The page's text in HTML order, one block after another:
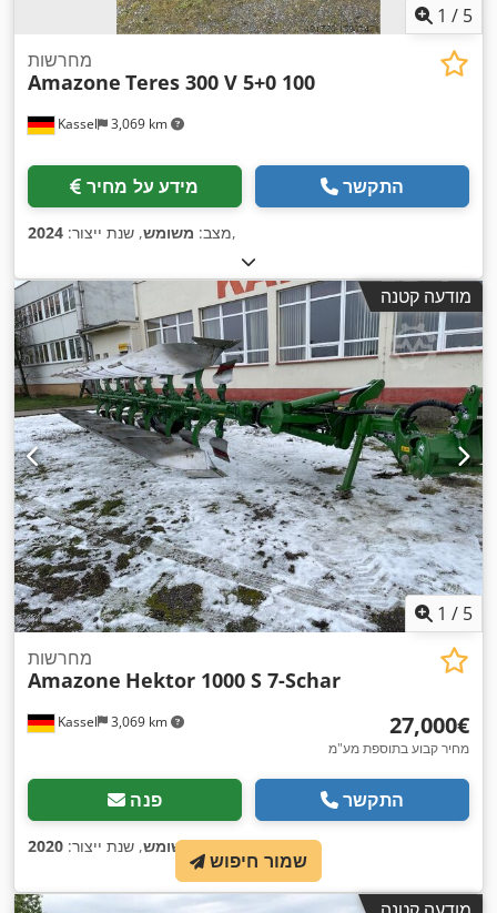
1 / 5
Kassel 3,069 km
מחרשות
Amazone Teres 300 V 5+0 100
מידע על מחיר התקשר
מצב: משומש, שנת ייצור: 2024 ,
מודעה קטנה
1 / 5
Kassel 3,069 km
מחרשות
Amazone Hektor 1000 S 7-Schar
‏27,000 ‏€
מחיר קבוע בתוספת מע"מ
פנה התקשר
מצב:משומש, שנת ייצור: 2020 ,
שמור חיפוש